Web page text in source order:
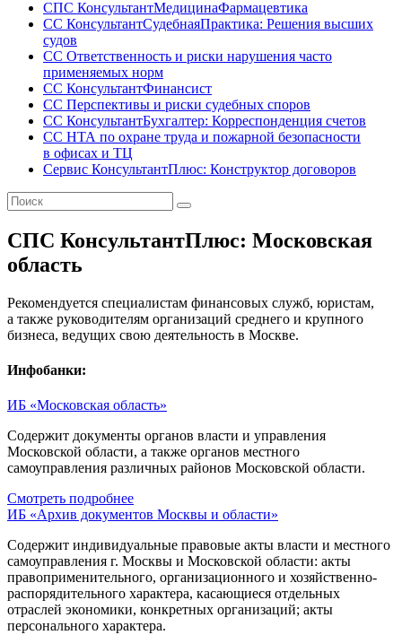
СПС КонсультантМедицинаФармацевтика
СС КонсультантСудебнаяПрактика: Решения высших
судов
СС Ответственность и риски нарушения часто
применяемых норм
СС КонсультантФинансист
СС Перспективы и риски судебных споров
СС КонсультантБухгалтер: Корреспонденция счетов
СС НТА по охране труда и пожарной безопасности
в офисах и ТЦ
Сервис КонсультантПлюс: Конструктор договоров
СПС КонсультантПлюс: Московская
область
Рекомендуется специалистам финансовых служб, юристам,
а также руководителям организаций среднего и крупного
бизнеса, ведущих свою деятельность в Москве.
Инфобанки:
ИБ «Московская область»
Содержит документы органов власти и управления
Московской области, а также органов местного
самоуправления различных районов Московской области.
Смотреть подробнее
ИБ «Архив документов Москвы и области»
Содержит индивидуальные правовые акты власти и местного
самоуправления г. Москвы и Московской области: акты
правоприменительного, организационного и хозяйственно-
распорядительного характера, касающиеся отдельных
отраслей экономики, конкретных организаций; акты
персонального характера.